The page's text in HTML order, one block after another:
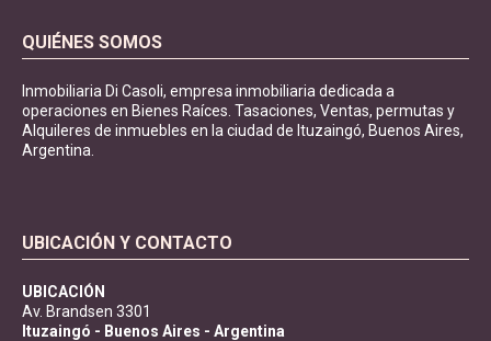
QUIÉNES SOMOS
Inmobiliaria Di Casoli, empresa inmobiliaria dedicada a
operaciones en Bienes Raíces. Tasaciones, Ventas, permutas y
Alquileres de inmuebles en la ciudad de Ituzaingó, Buenos Aires,
Argentina.
UBICACIÓN Y CONTACTO
UBICACIÓN
Av. Brandsen 3301
Ituzaingó - Buenos Aires - Argentina